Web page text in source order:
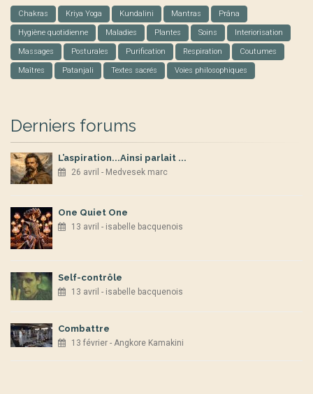
Chakras Kriya Yoga Kundalini Mantras Prâna
Hygiène quotidienne Maladies Plantes Soins Interiorisation
Massages Posturales Purification Respiration Coutumes
Maîtres Patanjali Textes sacrés Voies philosophiques
Derniers forums
L’aspiration...Ainsi parlait ...
26 avril - Medvesek marc
One Quiet One
13 avril - isabelle bacquenois
Self-contrôle
13 avril - isabelle bacquenois
Combattre
13 février - Angkore Kamakini